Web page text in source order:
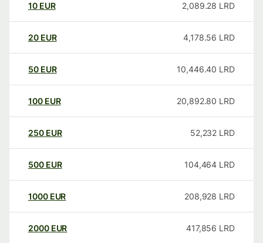
10 EUR 2,089.28 LRD
20 EUR 4,178.56 LRD
50 EUR 10,446.40 LRD
100 EUR 20,892.80 LRD
250 EUR 52,232 LRD
500 EUR 104,464 LRD
1000 EUR 208,928 LRD
2000 EUR 417,856 LRD